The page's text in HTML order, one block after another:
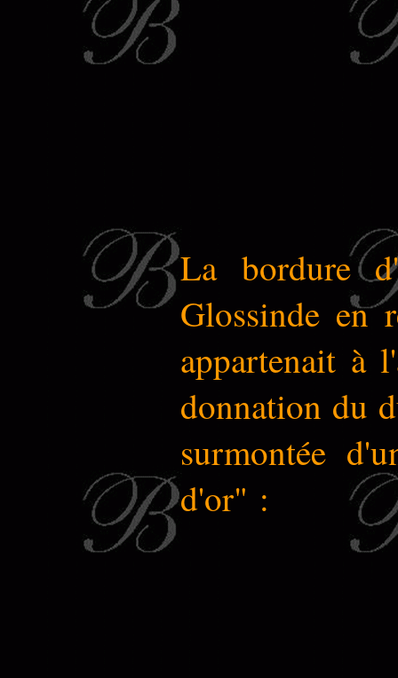
La bordure
Glossinde en
appartenait à
donnation du
surmontée
d'or" :